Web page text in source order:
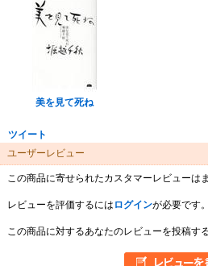
美を見て死ね
ツイート
ユーザーレビュー
この商品に寄せられたカスタマーレビューは
レビューを評価するには ログインが必要です。
この商品に対するあなたのレビューを投稿す